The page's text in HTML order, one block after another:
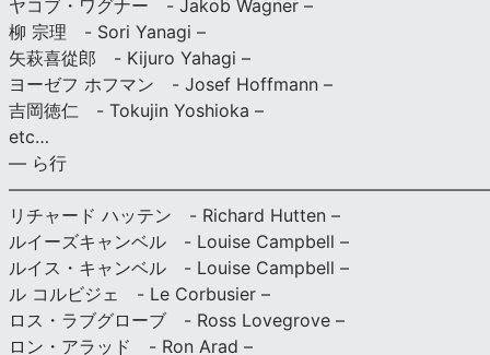
ヤコブ・ワグナー - Jakob Wagner –
柳 宗理 - Sori Yanagi –
矢萩喜從郎 - Kijuro Yahagi –
ヨーゼフ ホフマン - Josef Hoffmann –
吉岡徳仁 - Tokujin Yoshioka –
etc…
— ら行
リチャード ハッテン - Richard Hutten –
ルイーズキャンベル - Louise Campbell –
ルイス・キャンベル - Louise Campbell –
ル コルビジェ - Le Corbusier –
ロス・ラブグローブ - Ross Lovegrove –
ロン・アラッド - Ron Arad –